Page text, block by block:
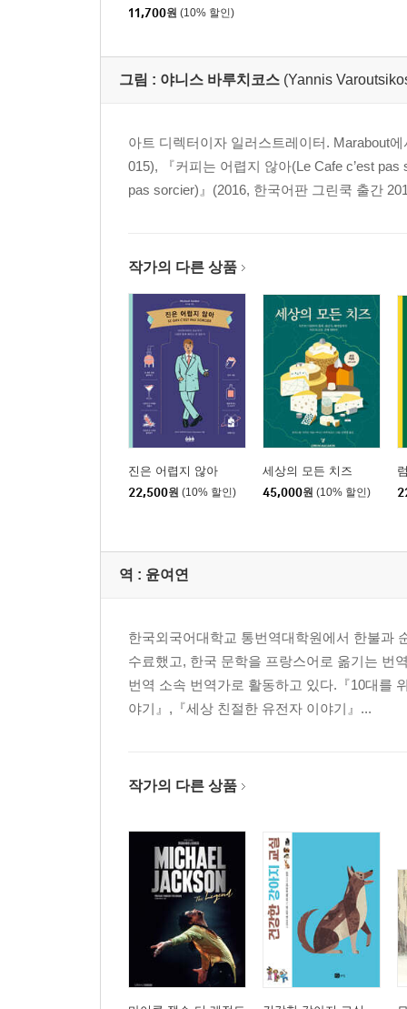
11,700원 (10% 할인)
그림 : 야니스 바루치코스 (Yannis
아트 디렉터이자 일러스트레이터. Marabout
015), 『커피는 어렵지 않아(Le Cafe c’est
pas sorcier)』(2016, 한국어판 그린쿡 출간
작가의 다른 상품
진은 어렵지 않아
22,500원 (10% 할인)
세상의 모든 치즈
45,000원 (10% 할인)
역 : 윤여연
한국외국어대학교 통번역대학원에서 한불과
수료했고, 한국 문학을 프랑스어로 옮기는 번
번역 소속 번역가로 활동하고 있다.『10대를
야기』,『세상 친절한 유전자 이야기』...
작가의 다른 상품